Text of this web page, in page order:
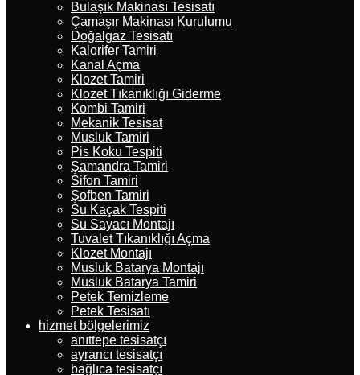
Bulaşık Makinası Tesisatı
Çamaşır Makinası Kurulumu
Doğalgaz Tesisatı
Kalorifer Tamiri
Kanal Açma
Klozet Tamiri
Klozet Tıkanıklığı Giderme
Kombi Tamiri
Mekanik Tesisat
Musluk Tamiri
Pis Koku Tespiti
Şamandra Tamiri
Sifon Tamiri
Şofben Tamiri
Su Kaçak Tespiti
Su Sayacı Montajı
Tuvalet Tıkanıklığı Açma
Klozet Montajı
Musluk Batarya Montajı
Musluk Batarya Tamiri
Petek Temizleme
Petek Tesisatı
hizmet bölgelerimiz
anıttepe tesisatçı
ayrancı tesisatçı
bağlıca tesisatçı